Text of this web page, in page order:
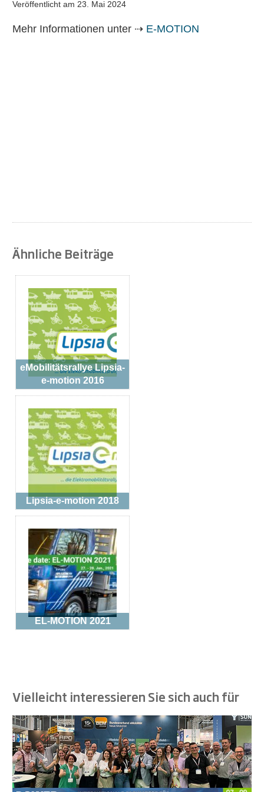
Veröffentlicht am 23. Mai 2024
Mehr Informationen unter ⇢ E-MOTION
Ähnliche Beiträge
eMobilitätsrallye Lipsia-
e-motion 2016
Lipsia-e-motion 2018
EL-MOTION 2021
Vielleicht interessieren Sie sich auch für